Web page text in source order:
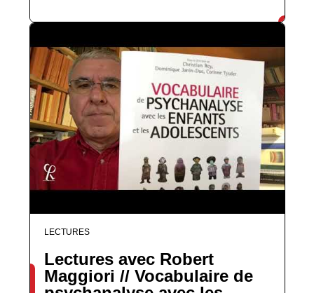
LECTURES
Lectures avec Robert
Maggiori // Vocabulaire de